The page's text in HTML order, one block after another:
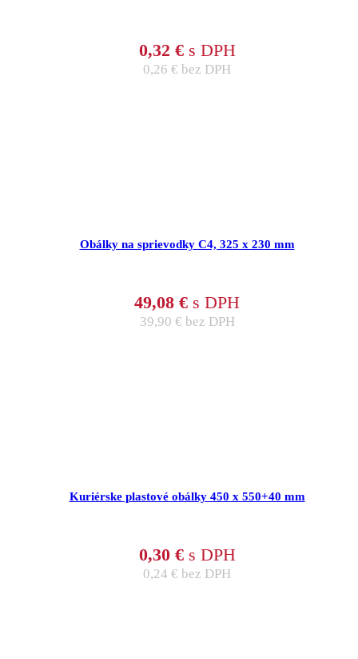
0,32 €s DPH
0,26 € bez DPH
Obálky na sprievodky C4, 325 x 230 mm
49,08 € s DPH
39,90 € bez DPH
Kuriérske plastové obálky 450 x 550+40 mm
0,30 €s DPH
0,24 € bez DPH